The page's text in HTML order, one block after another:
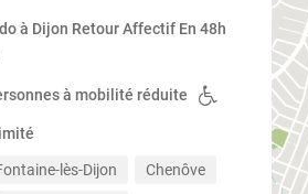
à Dijon Retour Affectif En 48h
à mobilité réduite
lès-Dijon
Chenôve